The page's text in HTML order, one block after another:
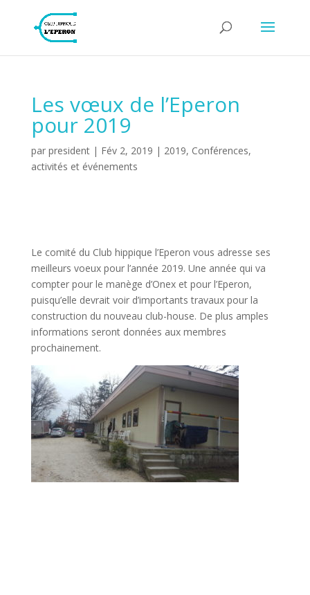
Les vœux de l’Eperon
pour 2019
par president| Fév 2, 2019 | 2019, Conférences,
activités et événements
Le comité du Club hippique l’Eperon vous adresse ses
meilleurs voeux pour l’année 2019. Une année qui va
compter pour le manège d’Onex et pour l’Eperon,
puisqu’elle devrait voir d’importants travaux pour la
construction du nouveau club-house. De plus amples
informations seront données aux membres
prochainement.